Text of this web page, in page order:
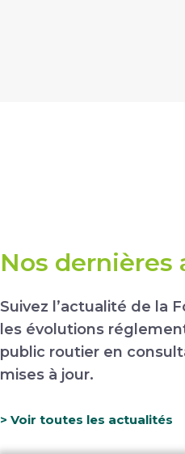
Nos dernières
Suivez l’actualité de la
les évolutions
public routier en
mises à jour.
> Voir toutes les actualités